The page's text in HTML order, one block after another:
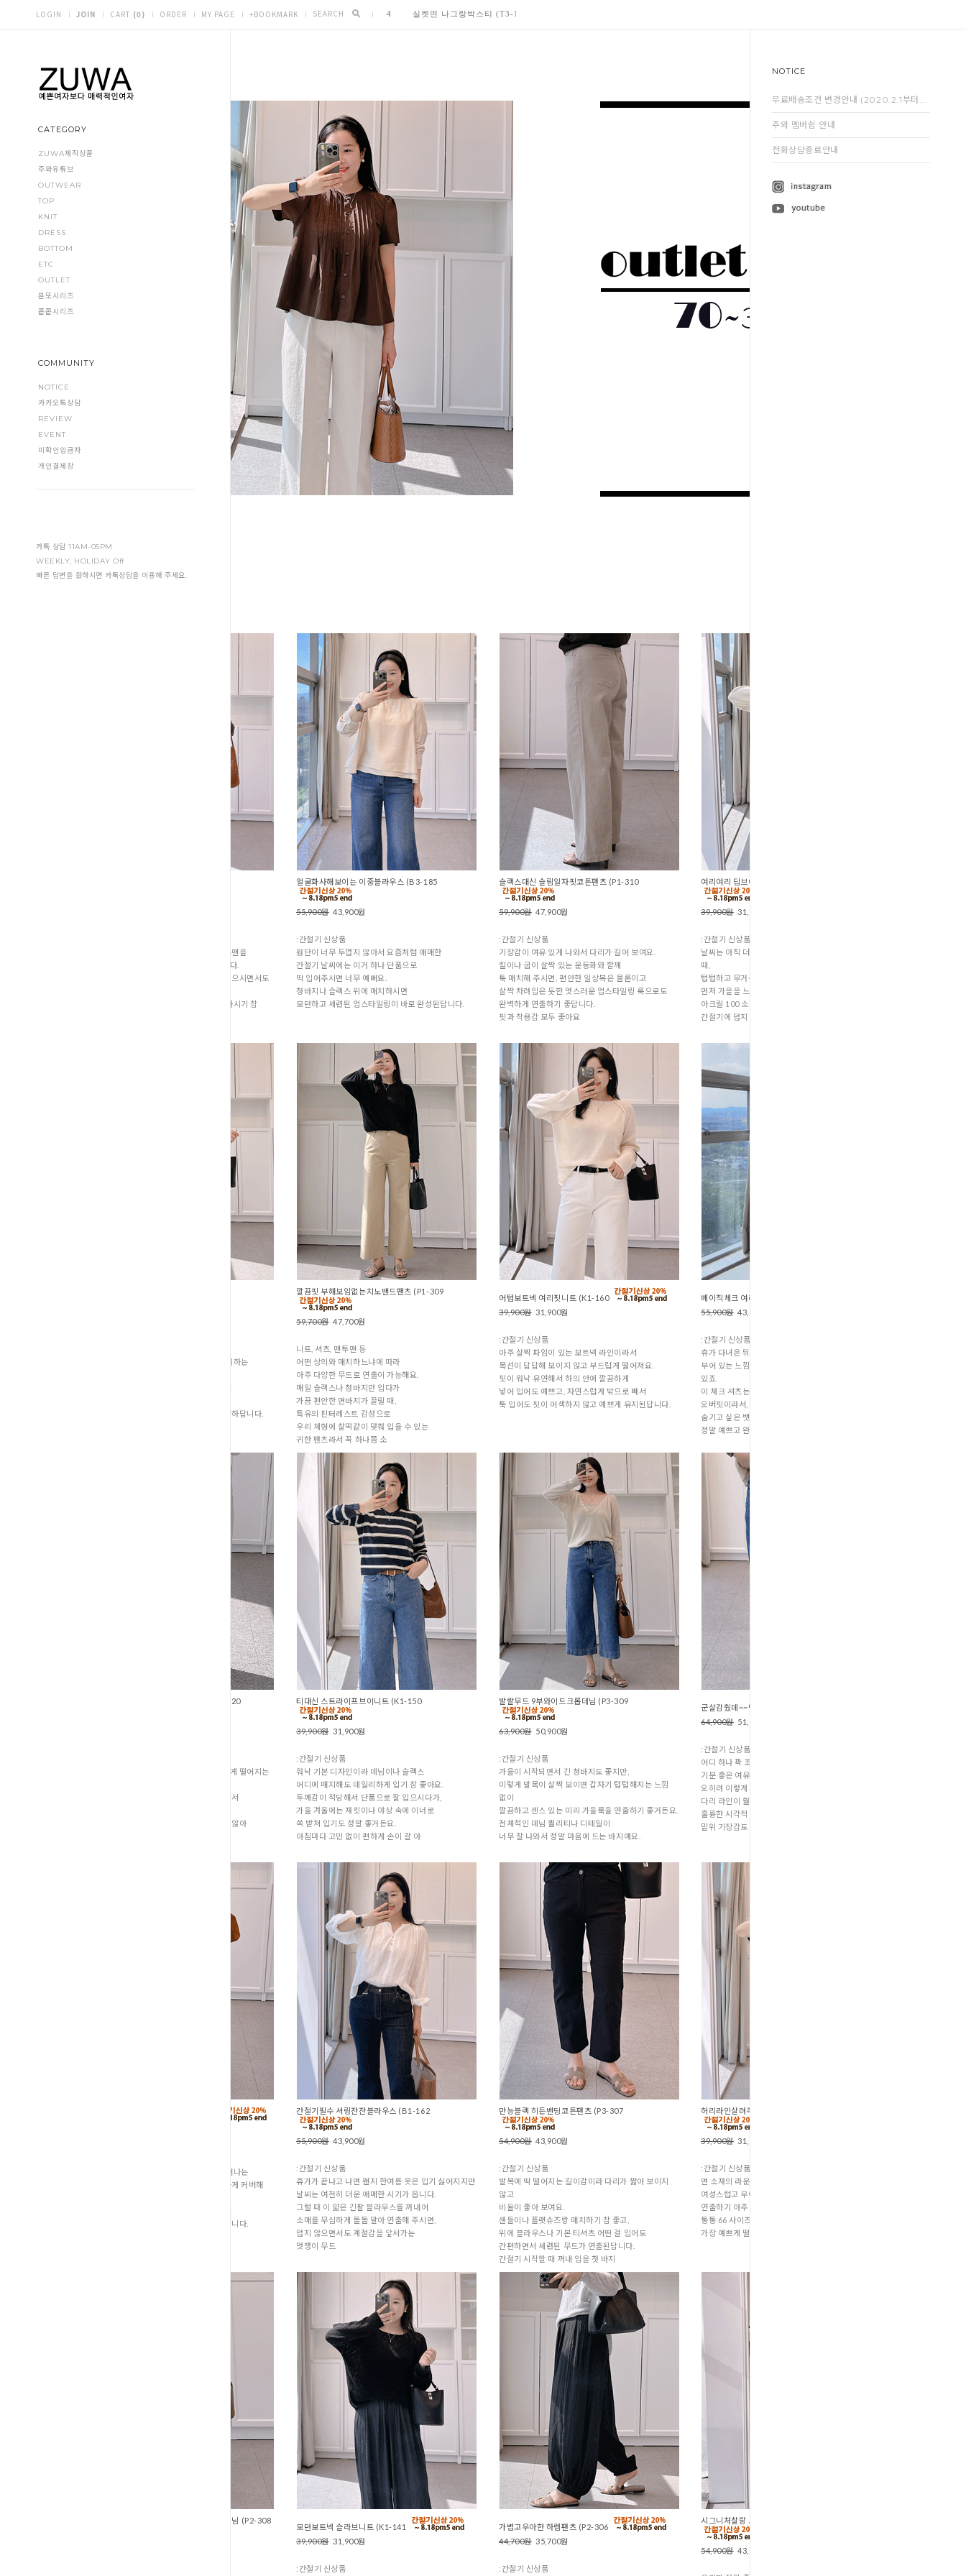
LOGIN JOIN CART (0) ORDER MY PAGE +BOOKMARK SEARCH 5 썸머청량 랩스트라이프셔츠 (B2-134
8 얼굴화사해지는 링클A블라우스 (B1-139
수피마코튼 썸머니트 (K1-117
2 쿨찰랑 학다리슬랙스 (P15
실켓면 나그랑박스티 (T3-149
CATEGORY
ZUWA제작상품
주와유튜브
OUTWEAR
TOP
KNIT
DRESS
BOTTOM
ETC
OUTLET
분또시리즈
쫀쫀시리즈
COMMUNITY
NOTICE
카카오톡상담
REVIEW
EVENT
미확인입금자
개인결제창
카톡 상담 11AM-05PM
WEEKLY, HOLIDAY Off
빠른 답변을 원하시면 카톡상담을 이용해 주세요.
NOTICE
무료배송조건 변경안내 (2020.2.1부터...
주와 멤버쉽 안내
전화상담종료안내
아직 더위가 남아있어서 두꺼운 가을 맨투맨을
입기엔 조금 부담스러우실 때 제격이랍니다.
소재가 두껍지 않아 지금부터 쾌적하게 입으시면서도
덥지 않게 산뜻한 가을 코디를 미리 시작하시기 참
얼굴화사해보이는 이중블라우스 (B3-185
55,900원43,900원
:간절기 신상품
원단이 너무 두껍지 않아서 요즘처럼 애매한
간절기 날씨에는 이거 하나 단품으로
딱 입어주시면 너무 예뻐요.
청바지나 슬랙스 위에 매치하시면
모던하고 세련된 업스타일링이 바로 완성된답니다.
슬랙스대신 슬림일자핏코튼팬츠 (P1-310
59,900원47,900원
:간절기 신상품
기장감이 여유 있게 나와서 다리가 길어 보여요.
힐이나 굽이 살짝 있는 운동화와 함께
툭 매치해 주시면, 편안한 일상복은 물론이고
살짝 차려입은 듯한 멋스러운 업스타일링 룩으로도
완벽하게 연출하기 좋답니다.
핏과 착용감 모두 좋아요
여리여리 딥브이넥버튼니트 (K1-155
39,900원31,900원
:간절기 신상품
날씨는 아직 더운데 옷차림은 가을 느낌을 내고 싶을
때,
텁텁하고 무거운 느낌 없이 가볍게 컬러감만으로
먼저 가을을 느끼기 딱 좋은 시스루 니트예요.
아크릴 100 소재라서 지금 같은
간절기에 덥지 않게 입기 너무 괜찮답니다.
저는 긴 여름을 보내고 가을을 예쁘게 맞이하는
뱃살 커버는 기본이고 코디하기도 너무 편하답니다.
깔끔핏 부해보임없는치노밴드팬츠 (P1-309
59,700원47,700원
니트, 셔츠, 맨투맨 등
어떤 상의와 매치하느냐에 따라
아주 다양한 무드로 연출이 가능해요.
매일 슬랙스나 청바지만 입다가
가끔 편안한 면바지가 끌릴 때,
특유의 핀터레스트 감성으로
우리 체형에 찰떡같이 맞춰 입을 수 있는
귀한 팬츠라서 꼭 하나쯤 소
어텀보트넥 여리핏니트 (K1-160
39,900원31,900원
:간절기 신상품
아주 살짝 파임이 있는 보트넥 라인이라서
목선이 답답해 보이지 않고 부드럽게 떨어져요.
핏이 워낙 유연해서 하의 안에 깔끔하게
넣어 입어도 예쁘고, 자연스럽게 밖으로 빼서
툭 입어도 핏이 어색하지 않고 예쁘게 유지된답니다.
베이직체크 여리핏롱셔츠 (B2-163
55,900원43,900원
:간절기 신상품
휴가 다녀온 뒤에 유독 배나 힙 주변으로 살이 붙고
부어 있는 느낌이 들어서 옷 입기 부담스러우실 때가
있죠.
이 체크 셔츠는 품이 아주 넉넉하고 박시한
오버핏이라서,
숨기고 싶은 뱃살과 힙 라인의 미운 살들을
정말 예쁘고 완벽커버
Y존,힙부담없는 절개크림트윌팬츠 (P3-320
바지 옆선뿐만 아니라 앞쪽으로 비스듬하게 떨어지는
이 절개 라인이 시선을 효과적으로 잡아줘서
바지통이 양옆으로 벙벙하게 퍼져 보이지 않아
티대신 스트라이프브이니트 (K1-150
39,900원31,900원
:간절기 신상품
워낙 기본 디자인이라 데님이나 슬랙스
어디에 매치해도 데일리하게 입기 참 좋아요.
두께감이 적당해서 단품으로 잘 입으시다가,
가을 겨울에는 재킷이나 야상 속에 이너로
쏙 받쳐 입기도 정말 좋거든요.
아침마다 고민 없이 편하게 손이 갈 아
발랄무드 9부와이드크롭데님 (P3-309
63,900원50,900원
:간절기 신상품
가을이 시작되면서 긴 청바지도 좋지만,
이렇게 발목이 살짝 보이면 갑자기 텁텁해지는 느낌
없이
깔끔하고 센스 있는 미리 가을룩을 연출하기 좋거든요.
전체적인 데님 퀄리티나 디테일이
너무 잘 나와서 정말 마음에 드는 바지예요.
군살감췄데~~님 (P2-340
64,900원51,900원
:간절기 신상품
어디 하나 꽉 조이는 불편함 없이 내 몸에 딱 맞게
기분 좋은 여유가 느껴지더라고요.
오히려 이렇게 바지통에 살짝 여유를 두니까
다리 라인이 훨씬 슬림해 보이고 살이 쏙 빠져 보이는
훌륭한 시각적 효과가 있어요.
밑위 기장감도 딱 안정적
다리에서 가장 얇은 발목 부분만 살짝 드러나는
롱 기장이라서 하체의 미운 살들을 완벽하게 커버해
오래 입고 있어도 착용감이 아주 편안하답니다.
간절기필수 셔링잔잔블라우스 (B1-162
55,900원43,900원
:간절기 신상품
휴가가 끝나고 나면 왠지 한여름 옷은 입기 싫어지지만
날씨는 여전히 더운 애매한 시기가 옵니다.
그럴 때 이 얇은 긴팔 블라우스를 꺼내어
소매를 무심하게 돌돌 말아 연출해 주시면,
덥지 않으면서도 계절감을 앞서가는
멋쟁이 무드
만능블랙 히든밴딩코튼팬츠 (P3-307
54,900원43,900원
:간절기 신상품
발목에 딱 떨어지는 길이감이라 다리가 짧아 보이지
않고
비율이 좋아 보여요.
샌들이나 플랫슈즈랑 매치하기 참 좋고,
위에 블라우스나 기본 티셔츠 어떤 걸 입어도
간편하면서 세련된 무드가 연출된답니다.
간절기 시작할 때 꺼내 입을 첫 바지
허리라인살려주는 언발셔링티 (T1-247
39,900원31,900원
:간절기 신상품 주문폭주 휴가이후발송
면 소재의 라운드넥 티셔츠지만 디자인 자체가
여성스럽고 우아해서 블라우스를 대신하여
연출하기 아주 좋습니다.
통통 66 사이즈인 제가 입었을 때 여리여리하게
가장 예쁘게 떨어지는 핏
다리길고날씬해보이는 논페이드부츠컷데님 (P2-308
모던보트넥 슬라브니트 (K1-141
39,900원31,900원
:간절기 신상품
가볍고우아한 하렘팬츠 (P2-306
44,700원35,700원
:간절기 신상품
시그니처찰랑 보트넥우아블라우스 (B1-145
54,900원43,900원